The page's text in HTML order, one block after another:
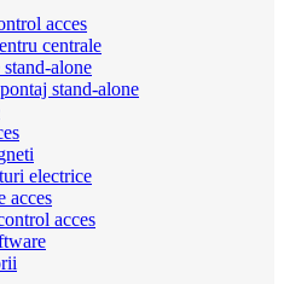
acces
centrale
alone
stand-alone
electrice
acces
acces